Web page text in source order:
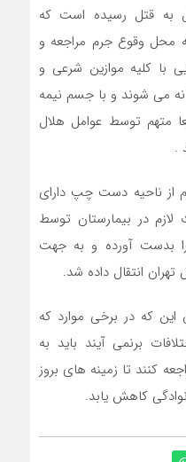
به قتل رسيده است که
محل وقوع جرم مراجعه و
کليه موازين شرعي و
مي شوند و با جسم نيمه
متهم توسط عوامل هلال
.
از ناحيه دست چپ داراي
لازم در بيمارستان توسط
بدست آورده و به جهت
انتقال داده شد.
که در برخي موارد که
برنمي آيند بايد به
کنند تا زمينه هاي بروز
کاهش يابد.